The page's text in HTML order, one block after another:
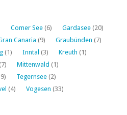
Comer See (6) Gardasee (20)
Canaria (9) Graubünden (7)
(1) Inntal (3) Kreuth (1)
(7) Mittenwald (1)
Tegernsee (2)
(4) Vogesen (33)